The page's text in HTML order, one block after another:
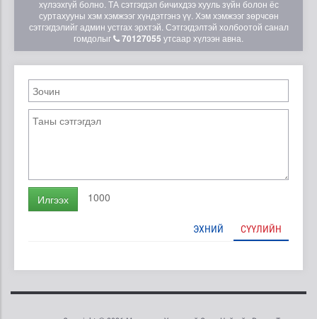
хүлээхгүй болно. ТА сэтгэгдэл бичихдээ хууль зүйн болон ёс
суртахууны хэм хэмжээг хүндэтгэнэ үү. Хэм хэмжээг зөрчсөн
сэтгэгдэлийг админ устгах эрхтэй. Сэтгэгдэлтэй холбоотой санал
гомдолыг
70127055 утсаар хүлээн авна.
Илгээх 1000
ЭХНИЙ СҮҮЛИЙН